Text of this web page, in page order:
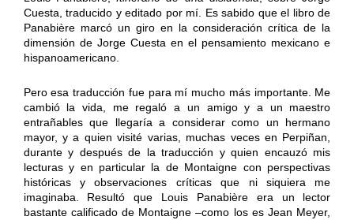
Cuesta, traducido y editado por mí. Es sabido que el libro de
Panabière marcó un giro en la consideración crítica de la
dimensión de Jorge Cuesta en el pensamiento mexicano e
hispanoamericano.
Pero esa traducción fue para mí mucho más importante. Me
cambió la vida, me regaló a un amigo y a un maestro
entrañables que llegaría a considerar como un hermano
mayor, y a quien visité varias, muchas veces en Perpiñan,
durante y después de la traducción y quien encauzó mis
lecturas y en particular la de Montaigne con perspectivas
históricas y observaciones críticas que ni siquiera me
imaginaba. Resultó que Louis Panabière era un lector
bastante calificado de Montaigne –como los es Jean Meyer,